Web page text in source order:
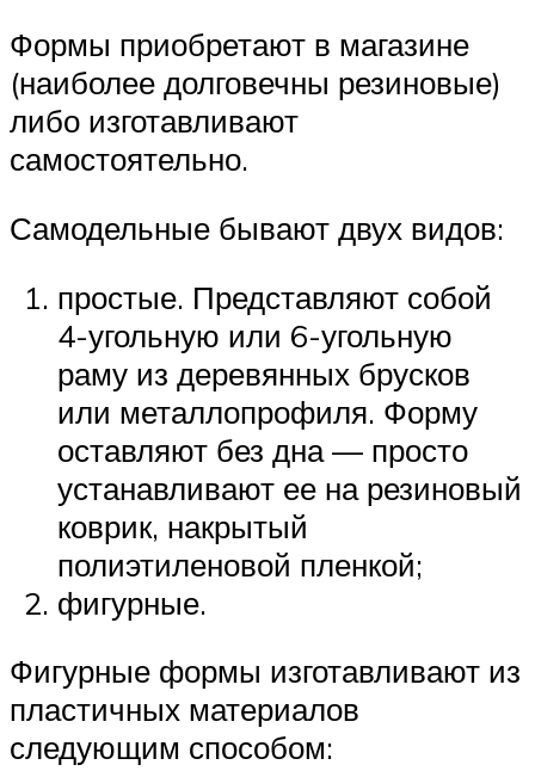
Формы приобретают в магазине
(наиболее долговечны резиновые)
либо изготавливают
самостоятельно.
Самодельные бывают двух видов:
простые. Представляют собой
4-угольную или 6-угольную
раму из деревянных брусков
или металлопрофиля. Форму
оставляют без дна — просто
устанавливают ее на резиновый
коврик, накрытый
полиэтиленовой пленкой;
фигурные.
Фигурные формы изготавливают из
пластичных материалов
следующим способом: